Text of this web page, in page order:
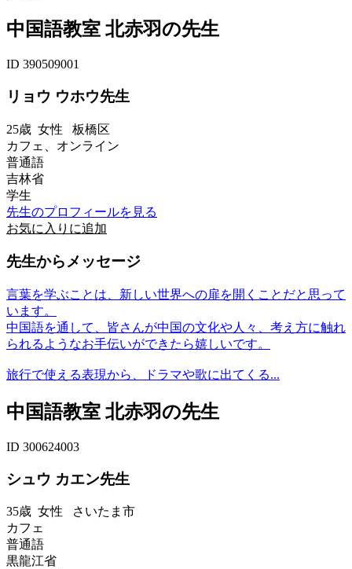
中国語教室 北赤羽の先生
ID 390509001
リョウ ウホウ先生
25歳 女性 板橋区
カフェ、オンライン
普通語
吉林省
学生
先生のプロフィールを見る
お気に入りに追加
先生からメッセージ
言葉を学ぶことは、新しい世界への扉を開くことだと思って
います。
中国語を通して、皆さんが中国の文化や人々、考え方に触れ
られるようなお手伝いができたら嬉しいです。
旅行で使える表現から、ドラマや歌に出てくる...
中国語教室 北赤羽の先生
ID 300624003
シュウ カエン先生
35歳 女性 さいたま市
カフェ
普通語
黒龍江省